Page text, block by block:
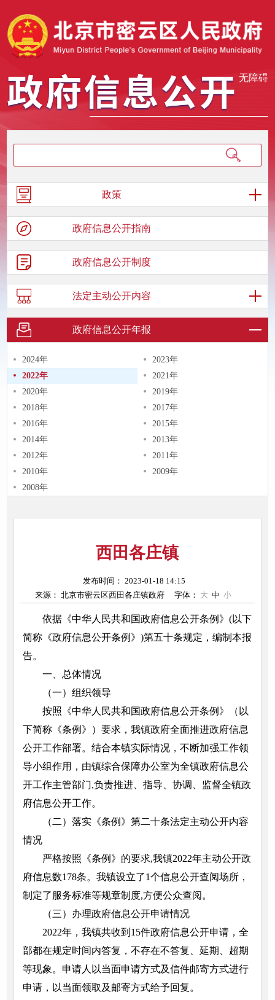
无障碍
政策
政府信息公开指南
政府信息公开制度
法定主动公开内容
政府信息公开年报
2024年
2023年
2022年
2021年
2020年
2019年
2018年
2017年
2016年
2015年
2014年
2013年
2012年
2011年
2010年
2009年
2008年
西田各庄镇
发布时间： 2023-01-18 14:15
来源： 北京市密云区西田各庄镇政府
字体： 大 中 小
依据《中华人民共和国政府信息公开条例》(以下
简称《政府信息公开条例》)第五十条规定，编制本报
告。
一、总体情况
（一）组织领导
按照《中华人民共和国政府信息公开条例》（以
下简称《条例》）要求，我镇政府全面推进政府信息
公开工作部署。结合本镇实际情况，不断加强工作领
导小组作用，由镇综合保障办公室为全镇政府信息公
开工作主管部门,负责推进、指导、协调、监督全镇政
府信息公开工作。
（二）落实《条例》第二十条法定主动公开内容
情况
严格按照《条例》的要求,我镇2022年主动公开政
府信息数178条。我镇设立了1个信息公开查阅场所，
制定了服务标准等规章制度,方便公众查阅。
（三）办理政府信息公开申请情况
2022年，我镇共收到15件政府信息公开申请，全
部都在规定时间内答复，不存在不答复、延期、超期
等现象。申请人以当面申请方式及信件邮寄方式进行
申请，以当面领取及邮寄方式给予回复。